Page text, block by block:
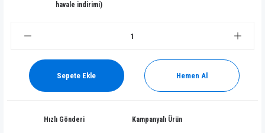
havale indirimi)
Sepete Ekle Hemen Al
Hızlı Gönderi Kampanyalı Ürün